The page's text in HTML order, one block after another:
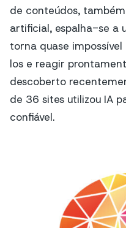
de conteúdos,
artificial, espalha-se a
torna quase
los e reagir
descoberto
de 36 sites utilizou IA
confiável.